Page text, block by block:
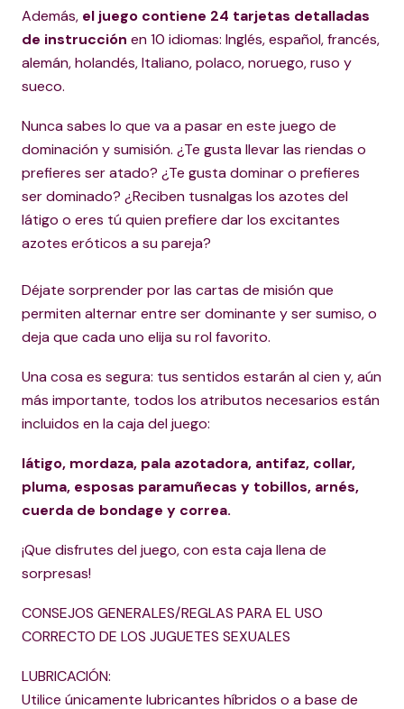
Además, el juego contiene 24 tarjetas detalladas
de instrucción en 10 idiomas: Inglés, español, francés,
alemán, holandés, Italiano, polaco, noruego, ruso y
sueco.
Nunca sabes lo que va a pasar en este juego de
dominación y sumisión. ¿Te gusta llevar las riendas o
prefieres ser atado? ¿Te gusta dominar o prefieres
ser dominado? ¿Reciben tusnalgas los azotes del
látigo o eres tú quien prefiere dar los excitantes
azotes eróticos a su pareja?
Déjate sorprender por las cartas de misión que
permiten alternar entre ser dominante y ser sumiso, o
deja que cada uno elija su rol favorito.
Una cosa es segura: tus sentidos estarán al cien y, aún
más importante, todos los atributos necesarios están
incluidos en la caja del juego:
látigo, mordaza, pala azotadora, antifaz, collar,
pluma, esposas paramuñecas y tobillos, arnés,
cuerda de bondage y correa.
¡Que disfrutes del juego, con esta caja llena de
sorpresas!
CONSEJOS GENERALES/REGLAS PARA EL USO
CORRECTO DE LOS JUGUETES SEXUALES
LUBRICACIÓN:
Utilice únicamente lubricantes híbridos o a base de